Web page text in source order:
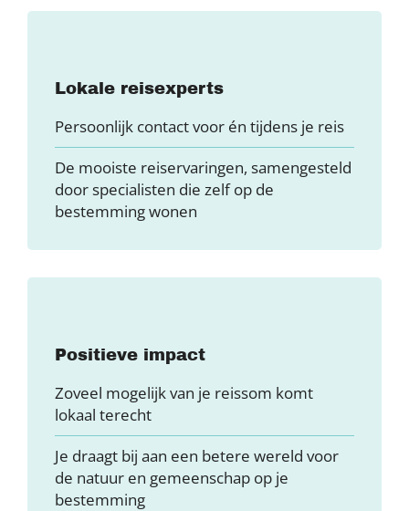
Lokale reisexperts
Persoonlijk contact voor én tijdens je reis
De mooiste reiservaringen, samengesteld
door specialisten die zelf op de
bestemming wonen
Positieve impact
Zoveel mogelijk van je reissom komt
lokaal terecht
Je draagt bij aan een betere wereld voor
de natuur en gemeenschap op je
bestemming